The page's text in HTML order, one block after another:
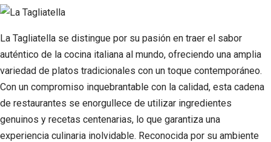
La Tagliatella se distingue por su pasión en traer el sabor
auténtico de la cocina italiana al mundo, ofreciendo una amplia
variedad de platos tradicionales con un toque contemporáneo.
Con un compromiso inquebrantable con la calidad, esta cadena
de restaurantes se enorgullece de utilizar ingredientes
genuinos y recetas centenarias, lo que garantiza una
experiencia culinaria inolvidable. Reconocida por su ambiente